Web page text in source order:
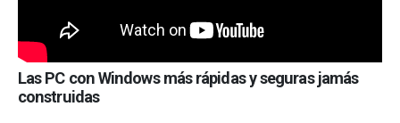
Las PC con Windows más rápidas y seguras jamás
construidas